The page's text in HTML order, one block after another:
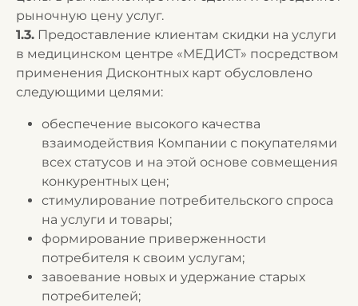
рыночную цену услуг.
1.3. Предоставление клиентам скидки на услуги
в медицинском центре «МЕДИСТ» посредством
применения Дисконтных карт обусловлено
следующими целями:
обеспечение высокого качества
взаимодействия Компании с покупателями
всех статусов и на этой основе совмещения
конкурентных цен;
стимулирование потребительского спроса
на услуги и товары;
формирование приверженности
потребителя к своим услугам;
завоевание новых и удержание старых
потребителей;